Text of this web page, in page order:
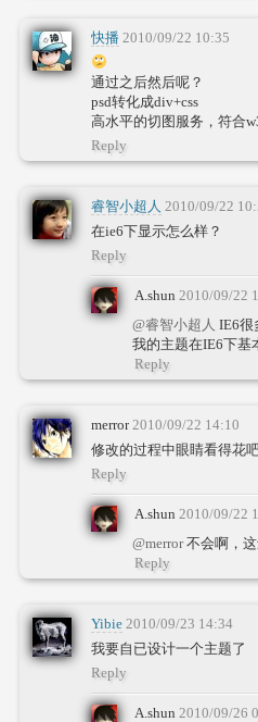
快播 2010/09/22 10:35
通过之后然后呢？
psd转化成div+css
高水平的切图服务，符合
Reply
睿智小超人 2010/09/22
在ie6下显示怎么样？
Reply
A.shun 2010/09/22
@睿智小超人 IE6很
我的主题在IE6下基
Reply
merror 2010/09/22 14:10
修改的过程中眼睛看得花
Reply
A.shun 2010/09/22
@merror不会啊，这
Reply
Yibie 2010/09/23 14:34
我要自已设计一个主题了
Reply
A.shun 2010/09/26